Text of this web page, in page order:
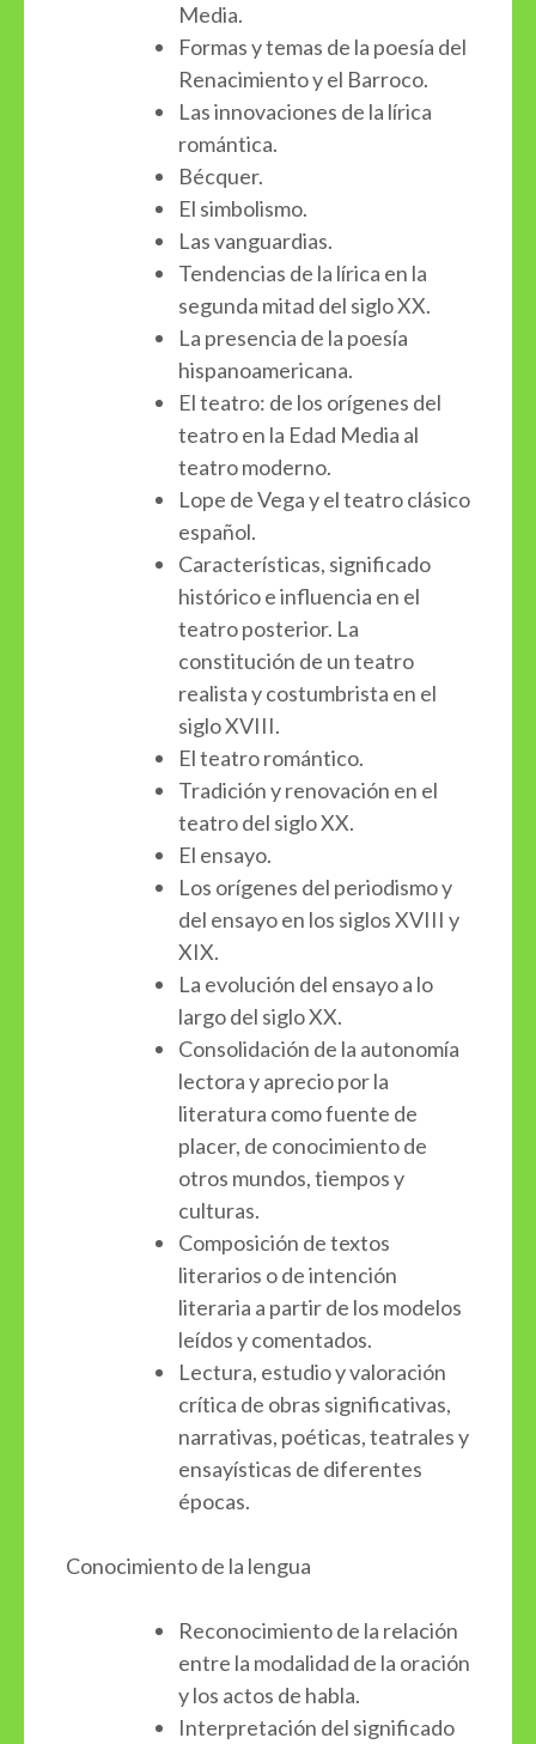
Media.
Formas y temas de la poesía del
Renacimiento y el Barroco.
Las innovaciones de la lírica
romántica.
Bécquer.
El simbolismo.
Las vanguardias.
Tendencias de la lírica en la
segunda mitad del siglo XX.
La presencia de la poesía
hispanoamericana.
El teatro: de los orígenes del
teatro en la Edad Media al
teatro moderno.
Lope de Vega y el teatro clásico
español.
Características, significado
histórico e influencia en el
teatro posterior. La
constitución de un teatro
realista y costumbrista en el
siglo XVIII.
El teatro romántico.
Tradición y renovación en el
teatro del siglo XX.
El ensayo.
Los orígenes del periodismo y
del ensayo en los siglos XVIII y
XIX.
La evolución del ensayo a lo
largo del siglo XX.
Consolidación de la autonomía
lectora y aprecio por la
literatura como fuente de
placer, de conocimiento de
otros mundos, tiempos y
culturas.
Composición de textos
literarios o de intención
literaria a partir de los modelos
leídos y comentados.
Lectura, estudio y valoración
crítica de obras significativas,
narrativas, poéticas, teatrales y
ensayísticas de diferentes
épocas.
Conocimiento de la lengua
Reconocimiento de la relación
entre la modalidad de la oración
y los actos de habla.
Interpretación del significado